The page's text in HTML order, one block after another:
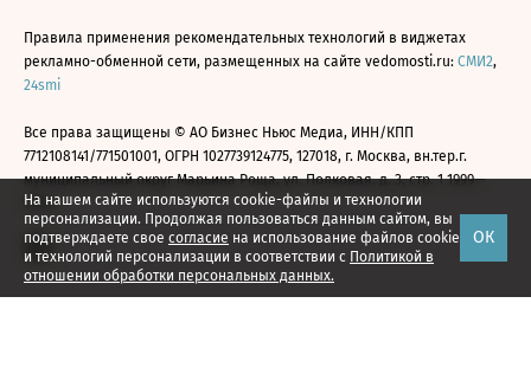
На нашем сайте используются cookie-файлы и технологии
персонализации. Продолжая пользоваться данным сайтом, вы
подтверждаете свое согласие на использование файлов cookie
и технологий персонализации в соответствии с Политикой в
отношении обработки персональных данных.
ОК
Правила применения рекомендательных технологий в виджетах
рекламно-обменной сети, размещенных на сайте vedomosti.ru: СМИ2,
24smi
Все права защищены © АО Бизнес Ньюс Медиа, ИНН/КПП
7712108141/771501001, ОГРН 1027739124775, 127018, г. Москва, вн.тер.г.
муниципальный округ Марьина Роща, ул. Полковая, д. 3, стр. 1 1999—
2026